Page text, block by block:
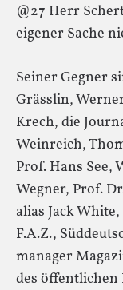
@27 Herr
eigener Sache
Seiner Gegner
Grässlin,
Krech, die
Weinreich,
Prof. Hans
Wegner, Prof.
alias Jack
F.A.Z.,
manager
des öffentlichen